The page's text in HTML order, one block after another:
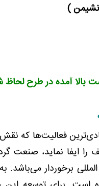
بالا آمده در طرح لحاظ
فعالیت‌ها که
را ایفا نماید، صنعت
برخوردار